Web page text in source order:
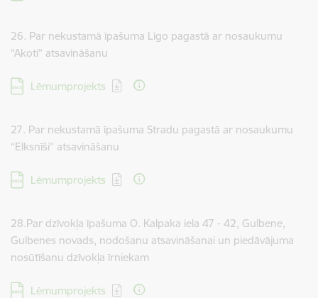
26. Par nekustamā īpašuma Līgo pagastā ar nosaukumu
“Akoti” atsavināšanu
Lejupielādēt:
Lēmumprojekts
27. Par nekustamā īpašuma Stradu pagastā ar nosaukumu
“Elksnīši” atsavināšanu
Lejupielādēt:
Lēmumprojekts
28.Par dzīvokļa īpašuma O. Kalpaka iela 47 - 42, Gulbene,
Gulbenes novads, nodošanu atsavināšanai un piedāvājuma
nosūtīšanu dzīvokļa īrniekam
Lejupielādēt:
Lēmumprojekts